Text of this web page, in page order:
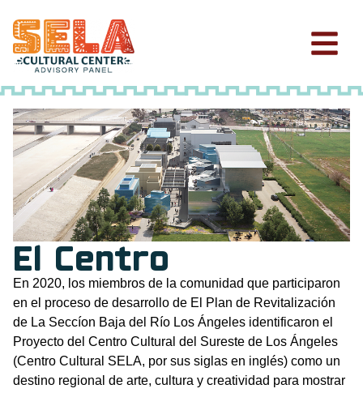
El Centro
En 2020, los miembros de la comunidad que participaron
en el proceso de desarrollo de El Plan de Revitalización
de La Seccíon Baja del Río Los Ángeles identificaron el
Proyecto del Centro Cultural del Sureste de Los Ángeles
(Centro Cultural SELA, por sus siglas en inglés) como un
destino regional de arte, cultura y creatividad para mostrar